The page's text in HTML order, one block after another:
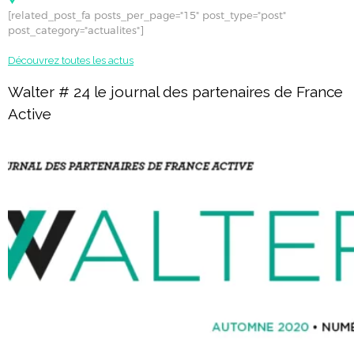
[related_post_fa posts_per_page="15" post_type="post"
post_category="actualites"]
Découvrez toutes les actus
Walter # 24 le journal des partenaires de France
Active